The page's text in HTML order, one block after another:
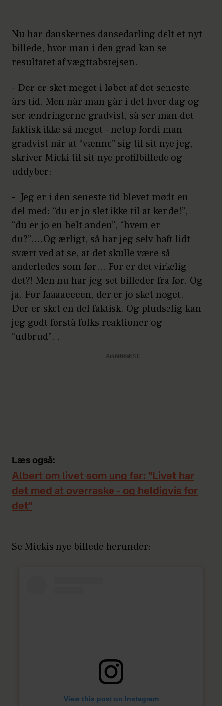
Nu har danskernes dansedarling delt et nyt
billede, hvor man i den grad kan se
resultatet af vægttabsrejsen.
- Der er sket meget i løbet af det seneste
års tid. Men når man går i det hver dag og
ser ændringerne gradvist, så ser man det
faktisk ikke så meget - netop fordi man
gradvist når at “vænne” sig til sit nye jeg,
skriver Micki til sit nye profilbillede og
uddyber:
- Jeg er i den seneste tid blevet mødt en
del med: “du er jo slet ikke til at kende!”,
“du er jo en helt anden”, “hvem er
du?”….Og ærligt, så har jeg selv haft lidt
svært ved at se, at det skulle være så
anderledes som før… For er det virkelig
det?! Men nu har jeg set billeder fra før. Og
ja. For faaaaeeeen, der er jo sket noget.
Der er sket en del faktisk. Og pludselig kan
jeg godt forstå folks reaktioner og
“udbrud”…
Annonce
Læs også:
Albert om livet som ung far: "Livet har
det med at overraske - og heldigvis for
det"
Se Mickis nye billede herunder:
View this post on Instagram